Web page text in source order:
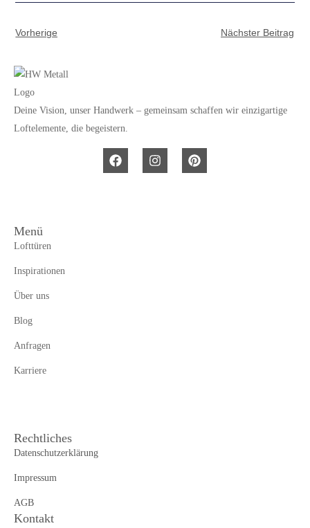
Vorherige Nächster Beitrag
Deine Vision, unser Handwerk – gemeinsam schaffen wir einzigartige
Loftelemente, die begeistern.
Menü
Lofttüren
Inspirationen
Über uns
Blog
Anfragen
Karriere
Rechtliches
Datenschutzerklärung
Impressum
AGB
Kontakt